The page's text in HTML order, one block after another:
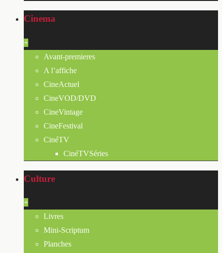
Cinema
+
Avant-premieres
A l’affiche
CineActuel
CineVOD/DVD
CineVintage
CineFestival
CinéTV
CinéTVSéries
Culture
+
Livres
Mini-Scriptum
Planches